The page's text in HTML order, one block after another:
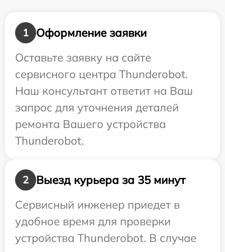
1
Оформление заявки
Оставьте заявку на сайте
сервисного центра Thunderobot.
Наш консультант ответит на Ваш
запрос для уточнения деталей
ремонта Вашего устройства
Thunderobot.
2
Выезд курьера за 35 минут
Сервисный инженер приедет в
удобное время для проверки
устройства Thunderobot. В случае